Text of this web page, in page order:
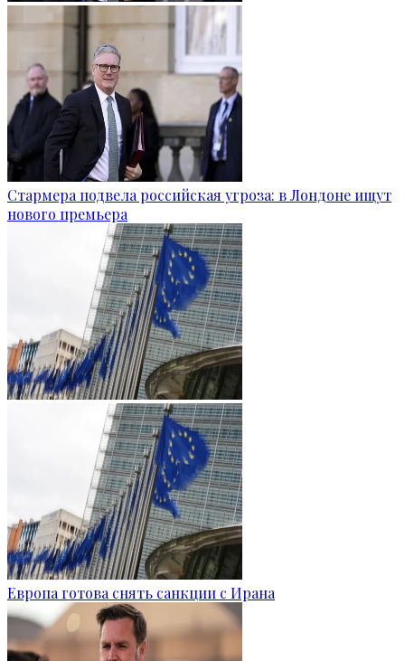
Стармера подвела российская угроза: в Лондоне ищут
нового премьера
Европа готова снять санкции с Ирана